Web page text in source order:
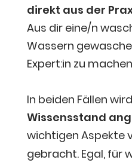
direkt aus der
Aus dir eine/n
Was­sern
Expert:in zu
In bei­den Fäl­len wird
Wis­sens­stand
wich­ti­gen Aspek­te
gebracht. Egal, für